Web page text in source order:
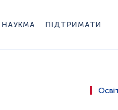
НАУКМА ПІДТРИМАТИ